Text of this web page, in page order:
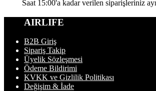
Saat 15:00'a kadar verilen siparişleriniz
AIRLIFE
B2B Giriş
Sipariş Takip
Üyelik Sözleşmesi
Ödeme Bildirimi
KVKK ve Gizlilik Politikası
Değişim & İade